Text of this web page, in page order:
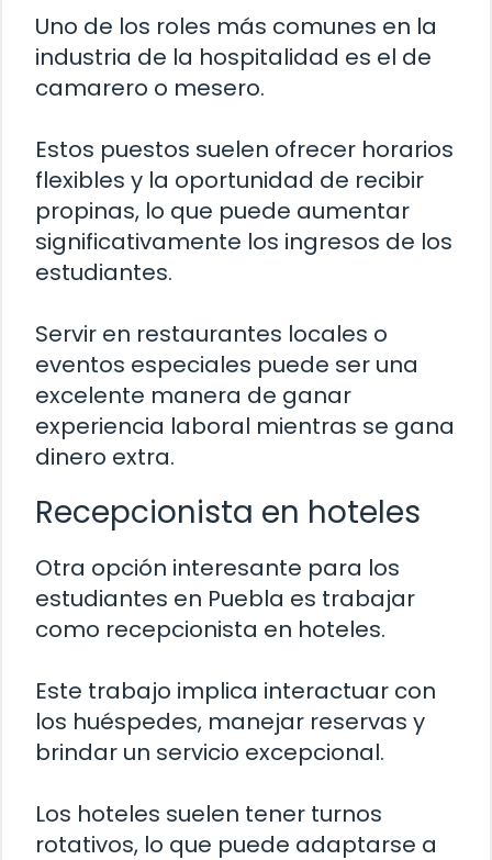
Uno de los roles más comunes en la
industria de la hospitalidad es el de
camarero o mesero.
Estos puestos suelen ofrecer horarios
flexibles y la oportunidad de recibir
propinas, lo que puede aumentar
significativamente los ingresos de los
estudiantes.
Servir en restaurantes locales o
eventos especiales puede ser una
excelente manera de ganar
experiencia laboral mientras se gana
dinero extra.
Recepcionista en hoteles
Otra opción interesante para los
estudiantes en Puebla es trabajar
como recepcionista en hoteles.
Este trabajo implica interactuar con
los huéspedes, manejar reservas y
brindar un servicio excepcional.
Los hoteles suelen tener turnos
rotativos, lo que puede adaptarse a